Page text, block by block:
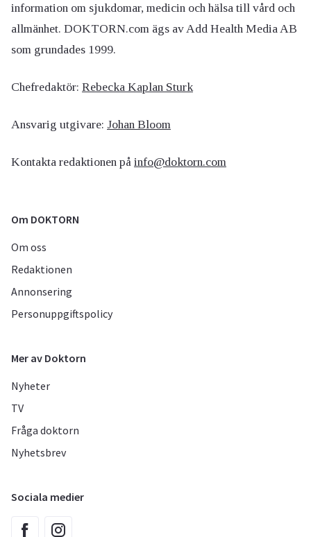
information om sjukdomar, medicin och hälsa till vård och
allmänhet. DOKTORN.com ägs av Add Health Media AB
som grundades 1999.
Chefredaktör: Rebecka Kaplan Sturk
Ansvarig utgivare: Johan Bloom
Kontakta redaktionen på info@doktorn.com
Om DOKTORN
Om oss
Redaktionen
Annonsering
Personuppgiftspolicy
Mer av Doktorn
Nyheter
TV
Fråga doktorn
Nyhetsbrev
Sociala medier